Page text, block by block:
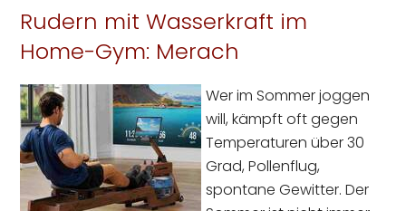
Rudern mit Wasserkraft im
Home-Gym: Merach
Wer im Sommer joggen
will, kämpft oft gegen
Temperaturen über 30
Grad, Pollenflug,
spontane Gewitter. Der